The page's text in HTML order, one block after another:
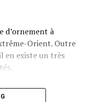
d’ornement à
Orient. Outre
en existe un très